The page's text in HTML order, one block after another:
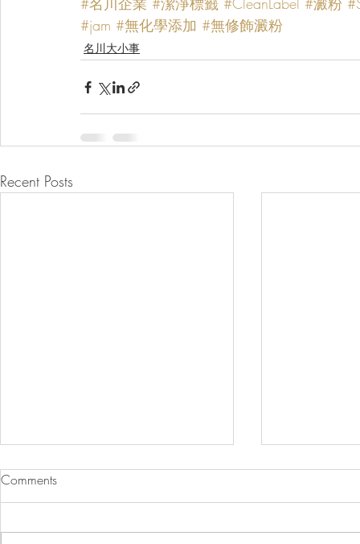
#jam #無化學添加 #無修飾澱粉
名川大小事
Recent Posts
Comments